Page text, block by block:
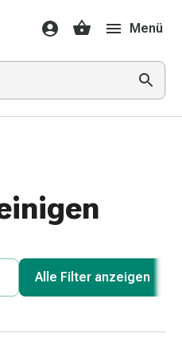
Menü
Alle Filter anzeigen